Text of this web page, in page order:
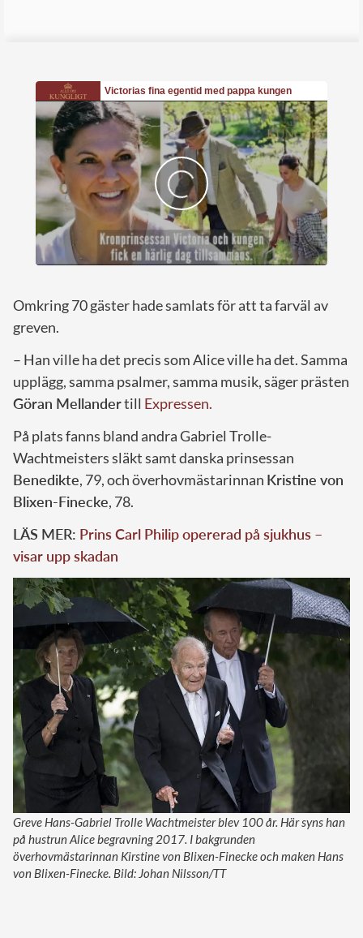
Omkring 70 gäster hade samlats för att ta farväl av
greven.
– Han ville ha det precis som Alice ville ha det. Samma
upplägg, samma psalmer, samma musik, säger prästen
Göran Mellandertill Expressen.
På plats fanns bland andra Gabriel Trolle-
Wachtmeisters släkt samt danska prinsessan
Benedikte, 79, och överhovmästarinnan Kristine von
Blixen-Finecke, 78.
LÄS MER: Prins Carl Philip opererad på sjukhus –
visar upp skadan
Greve Hans-Gabriel Trolle Wachtmeister blev 100 år. Här syns han
på hustrun Alice begravning 2017. I bakgrunden
överhovmästarinnan Kirstine von Blixen-Finecke och maken Hans
von Blixen-Finecke. Bild: Johan Nilsson/TT